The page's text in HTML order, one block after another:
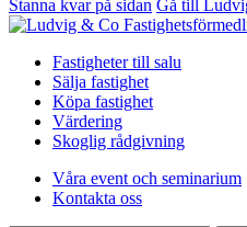
Stanna kvar på sidan Gå till
Fastigheter till salu
Sälja fastighet
Köpa fastighet
Värdering
Skoglig rådgivning
Våra event och seminarium
Kontakta oss